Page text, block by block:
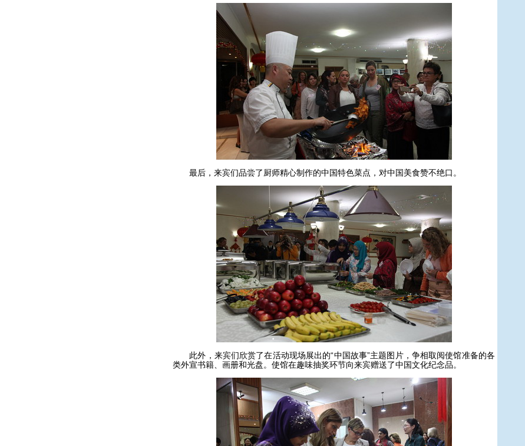
最后，来宾们品尝了厨师精心制作的中国特色菜点，对中国美食赞不绝口。
此外，来宾们欣赏了在活动现场展出的“中国故事”主题图片，争相取阅使馆准备的各
类外宣书籍、画册和光盘。使馆在趣味抽奖环节向来宾赠送了中国文化纪念品。